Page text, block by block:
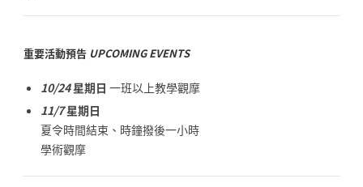
重要活動預告 UPCOMING EVENTS
10/24星期日 一班以上教學觀摩
11/7星期日
夏令時間結束、時鐘撥後一小時
學術觀摩